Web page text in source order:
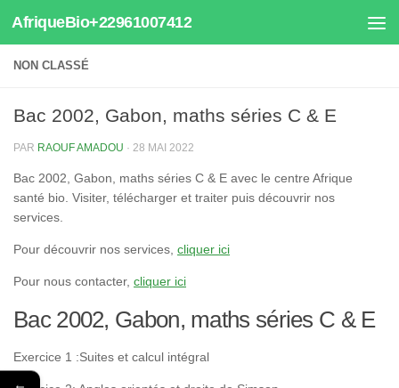
Au dessous du contenu
AfriqueBio+22961007412
NON CLASSÉ
Bac 2002, Gabon, maths séries C & E
PAR RAOUF AMADOU · 28 MAI 2022
Bac 2002, Gabon, maths séries C & E avec le centre Afrique
santé bio. Visiter, télécharger et traiter puis découvrir nos
services.
Pour découvrir nos services, cliquer ici
Pour nous contacter, cliquer ici
Bac 2002, Gabon, maths séries C & E
Exercice 1 :Suites et calcul intégral